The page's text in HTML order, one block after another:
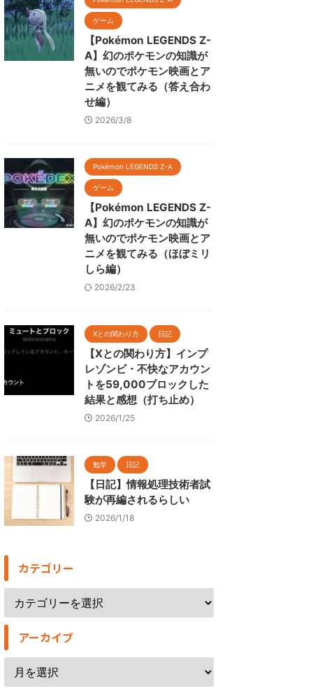
ゲーム
【Pokémon LEGENDS Z-
A】幻のポケモンの知識が
無いのでポケモン映画とア
ニメを観てみる（答え合わ
せ編）
2026/3/8
Pokémon LEGENDS Z-A
ゲーム
【Pokémon LEGENDS Z-
A】幻のポケモンの知識が
無いのでポケモン映画とア
ニメを観てみる（ほぼミリ
しら編）
2026/2/23
Xとの関わり方 日記
【Xとの関わり方】インプ
レゾンビ・不快なアカウン
トを59,000ブロックした
結果と感想（打ち止め）
2026/1/25
勉学 日記
【日記】情報処理技術者試
験が再編されるらしい
2026/1/18
カテゴリー
アーカイブ